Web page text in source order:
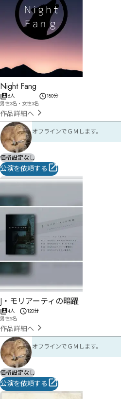
Night Fang
6人
男性3名・女性3名
180分
作品詳細へ
オフラインでＧＭします。
価格設定なし
公演を依頼する
J・モリアーティの暗躍
4人
男性5名
120分
作品詳細へ
オフラインでＧＭします。
価格設定なし
公演を依頼する